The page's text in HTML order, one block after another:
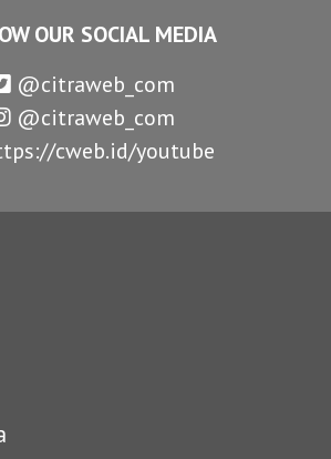
OUR SOCIAL MEDIA
@citraweb_com
@citraweb_com
cweb.id/youtube